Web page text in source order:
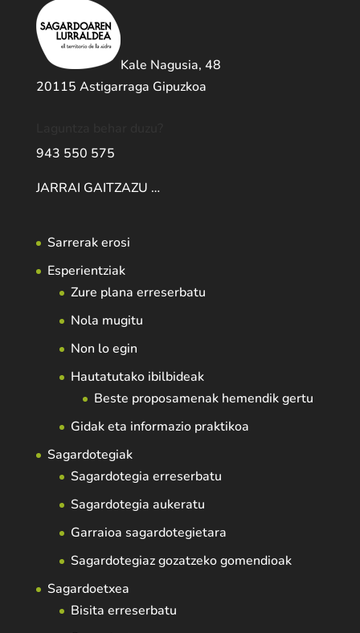
Kale Nagusia, 48
20115 Astigarraga Gipuzkoa
943 550 575
JARRAI GAITZAZU …
Sarrerak erosi
Esperientziak
Zure plana erreserbatu
Nola mugitu
Non lo egin
Hautatutako ibilbideak
Beste proposamenak hemendik gertu
Gidak eta informazio praktikoa
Sagardotegiak
Sagardotegia erreserbatu
Sagardotegia aukeratu
Garraioa sagardotegietara
Sagardotegiaz gozatzeko gomendioak
Sagardoetxea
Bisita erreserbatu